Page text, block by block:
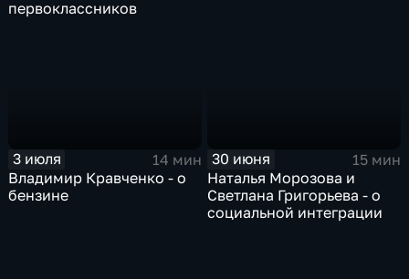
первоклассников
3 июля
14 мин
Владимир Кравченко - о
бензине
30 июня
15 мин
Наталья Морозова и
Светлана Григорьева - о
социальной интеграции